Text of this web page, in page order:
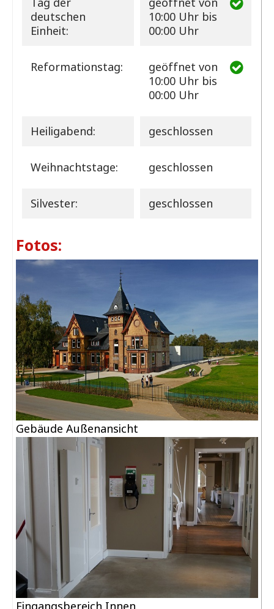
deutschen
Einheit:
10:00 Uhr bis
00:00 Uhr
Reformationstag: geöffnet von
10:00 Uhr bis
00:00 Uhr
Heiligabend: geschlossen
Weihnachtstage: geschlossen
Silvester: geschlossen
Fotos:
Gebäude Außenansicht
Eingangsbereich Innen